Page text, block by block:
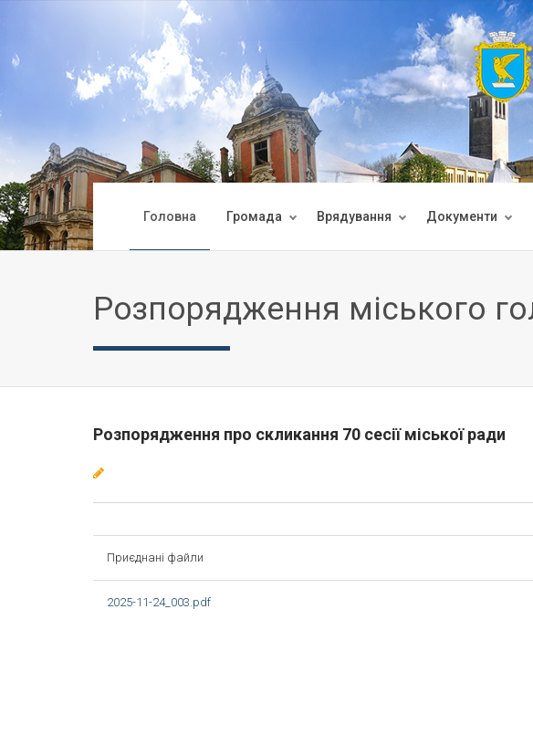
Головна Громада Врядування Документи
Розпорядження міського
Розпорядження про скликання 70 сесії міської ради
Приєднані файли
2025-11-24_003.pdf